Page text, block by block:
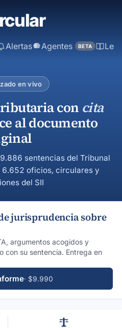
Alertas Agentes BETA
en vivo
con cita
al documento
sentencias del Tribunal
6.652 oficios, circulares y
del SII
jurisprudencia sobre
argumentos acogidos y
con su sentencia. Entrega en
· $9.990